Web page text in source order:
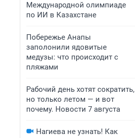
Международной олимпиаде
по ИИ в Казахстане
Побережье Анапы
заполонили ядовитые
медузы: что происходит с
пляжами
Рабочий день хотят сократить,
но только летом — и вот
почему. Новости 7 августа
Нагиева не узнать! Как